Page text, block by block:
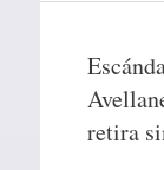
retira